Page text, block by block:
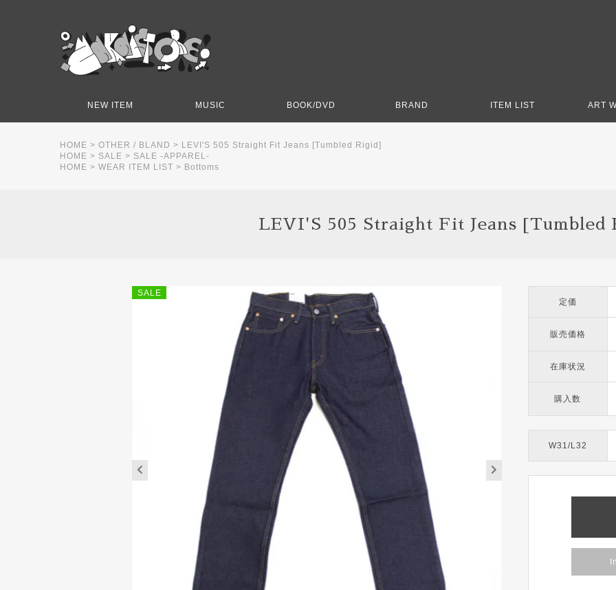
NEW ITEM MUSIC BOOK/DVD BRAND ITEM LIST ART
HOME > OTHER / BLAND > LEVI'S 505 Straight Fit Jeans [Tumbled Rigid]
HOME > SALE > SALE -APPAREL-
HOME > WEAR ITEM LIST > Bottoms
SALE
LEVI'S 505 Straight Fit Jeans [Tumbled
定価
販売価格
在庫状況
購入数
W31/L32